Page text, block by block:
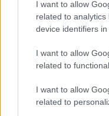
I want to allow
related to
device identifiers in
I want to allow
related to
I want to allow
related to
46. Mecsek-rali, a bajnokság
Végeredmény: 1. Herczig
Hungária, Škoda Fabia
Motorsport, Ford Fiesta
Mihalik (Dunlop